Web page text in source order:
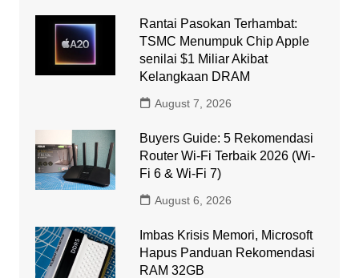
Rantai Pasokan Terhambat:
TSMC Menumpuk Chip Apple
senilai $1 Miliar Akibat
Kelangkaan DRAM
August 7, 2026
Buyers Guide: 5 Rekomendasi
Router Wi-Fi Terbaik 2026 (Wi-
Fi 6 & Wi-Fi 7)
August 6, 2026
Imbas Krisis Memori, Microsoft
Hapus Panduan Rekomendasi
RAM 32GB